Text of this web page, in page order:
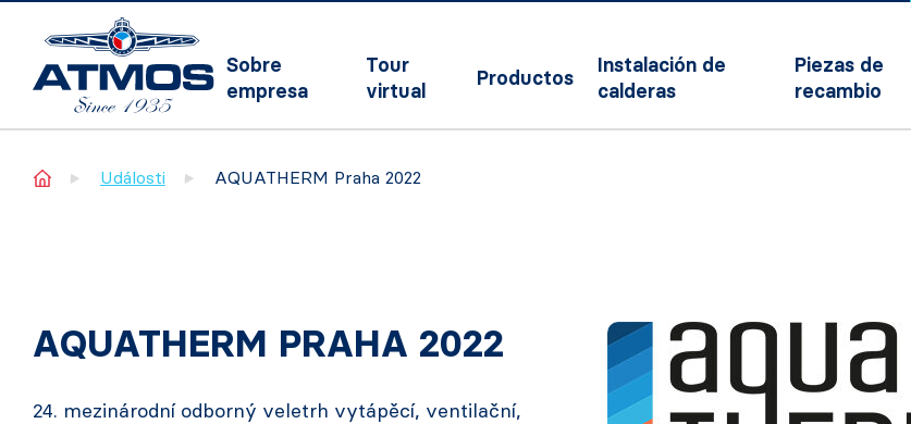
Sobre
empresa
Tour
virtual
Productos
Instalación de
calderas
Piezas de
recambio
Home Události AQUATHERM Praha 2022
AQUATHERM PRAHA 2022
24. mezinárodní odborný veletrh vytápěcí, ventilační,